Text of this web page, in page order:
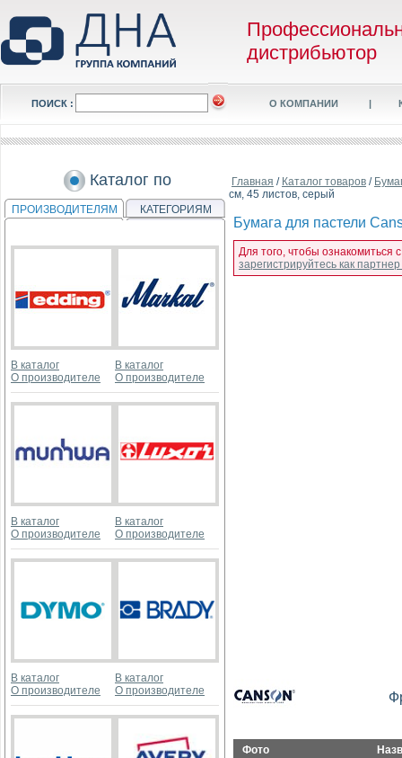
дистрибьютор
ПОИСК : О КОМПАНИИ |
Каталог по
ПРОИЗВОДИТЕЛЯМ КАТЕГОРИЯМ
В каталог
О производителе
В каталог
О производителе
В каталог
О производителе
В каталог
О производителе
В каталог
О производителе
В каталог
О производителе
Главная / Каталог товаров /
см, 45 листов, серый
Бумага для пастели
Для того, чтобы ознакомиться
зарегистрируйтесь как
Фото